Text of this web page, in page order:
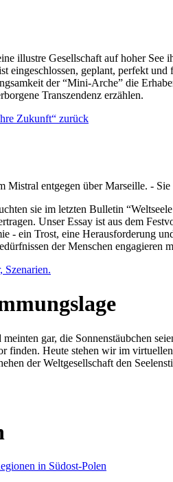
illustre Gesellschaft auf hoher
eingeschlossen, geplant, perfekt
der “Mini-Arche” die
Transzendenz erzählen.
Zukunft“ zurück
entgegen über Marseille. -
sie im letzten Bulletin
Unser Essay ist aus dem
ein Trost, eine Herausforderung
der Menschen engagieren
Szenarien.
gar, die Sonnenstäubchen
Heute stehen wir im
der Weltgesellschaft den
in Südost-Polen